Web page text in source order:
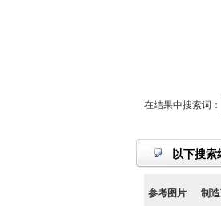
在结果中搜索词：
以下搜索
参考图片 制